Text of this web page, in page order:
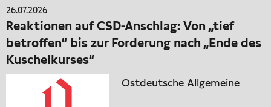
26.07.2026
Reaktionen auf CSD-Anschlag: Von „tief
betroffen“ bis zur Forderung nach „Ende des
Kuschelkurses“
Ostdeutsche Allgemeine